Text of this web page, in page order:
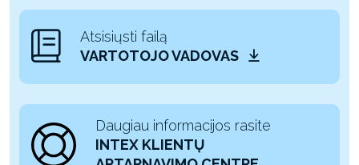
Atsisiųsti failą
VARTOTOJO VADOVAS
Daugiau informacijos rasite
INTEX KLIENTŲ